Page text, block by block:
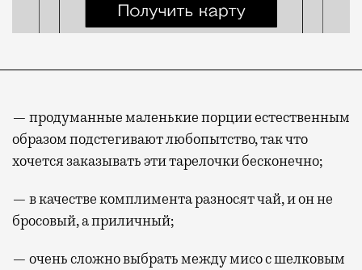
— продуманные маленькие порции естественным
образом подстегивают любопытство, так что
хочется заказывать эти тарелочки бесконечно;
— в качестве комплимента разносят чай, и он не
бросовый, а приличный;
— очень сложно выбрать между мисо с шелковым